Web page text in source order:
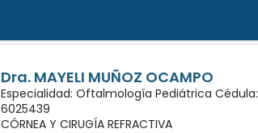
Dra. MAYELI MUÑOZ OCAMPO
Especialidad: Oftalmología Pediátrica Cédula:
6025439
CÓRNEA Y CIRUGÍA REFRACTIVA